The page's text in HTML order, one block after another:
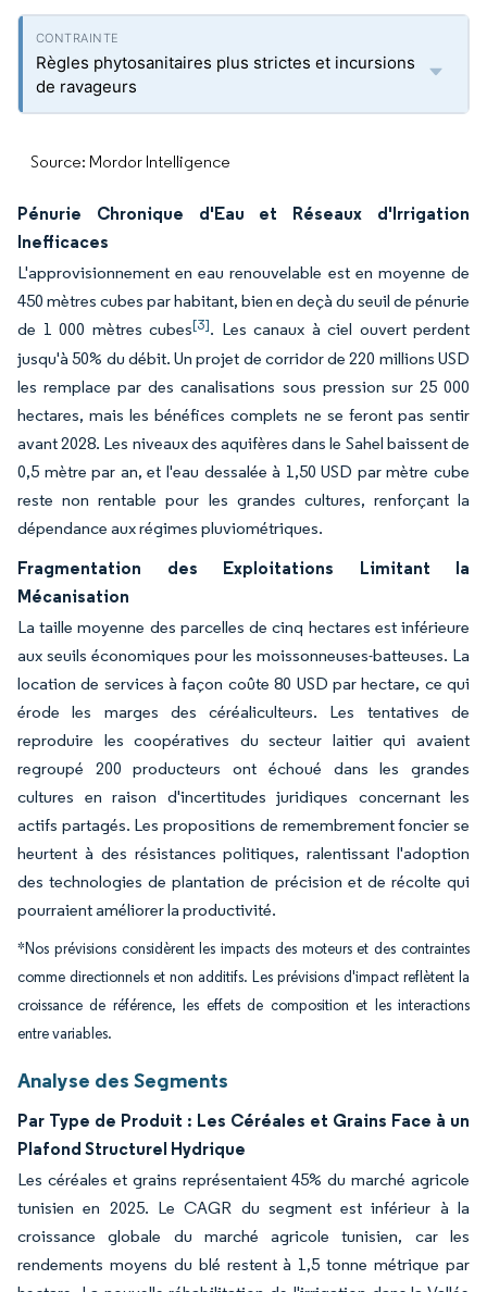
Règles phytosanitaires plus strictes et incursions
de ravageurs
Source: Mordor Intelligence
Pénurie Chronique d'Eau et Réseaux d'Irrigation
Inefficaces
L'approvisionnement en eau renouvelable est en moyenne de
450 mètres cubes par habitant, bien en deçà du seuil de pénurie
de 1 000 mètres cubes[3]. Les canaux à ciel ouvert perdent
jusqu'à 50% du débit. Un projet de corridor de 220 millions USD
les remplace par des canalisations sous pression sur 25 000
hectares, mais les bénéfices complets ne se feront pas sentir
avant 2028. Les niveaux des aquifères dans le Sahel baissent de
0,5 mètre par an, et l'eau dessalée à 1,50 USD par mètre cube
reste non rentable pour les grandes cultures, renforçant la
dépendance aux régimes pluviométriques.
Fragmentation des Exploitations Limitant la
Mécanisation
La taille moyenne des parcelles de cinq hectares est inférieure
aux seuils économiques pour les moissonneuses-batteuses. La
location de services à façon coûte 80 USD par hectare, ce qui
érode les marges des céréaliculteurs. Les tentatives de
reproduire les coopératives du secteur laitier qui avaient
regroupé 200 producteurs ont échoué dans les grandes
cultures en raison d'incertitudes juridiques concernant les
actifs partagés. Les propositions de remembrement foncier se
heurtent à des résistances politiques, ralentissant l'adoption
des technologies de plantation de précision et de récolte qui
pourraient améliorer la productivité.
*Nos prévisions considèrent les impacts des moteurs et des contraintes
comme directionnels et non additifs. Les prévisions d'impact reflètent la
croissance de référence, les effets de composition et les interactions
entre variables.
Analyse des Segments
Par Type de Produit : Les Céréales et Grains Face à un
Plafond Structurel Hydrique
Les céréales et grains représentaient 45% du marché agricole
tunisien en 2025. Le CAGR du segment est inférieur à la
croissance globale du marché agricole tunisien, car les
rendements moyens du blé restent à 1,5 tonne métrique par